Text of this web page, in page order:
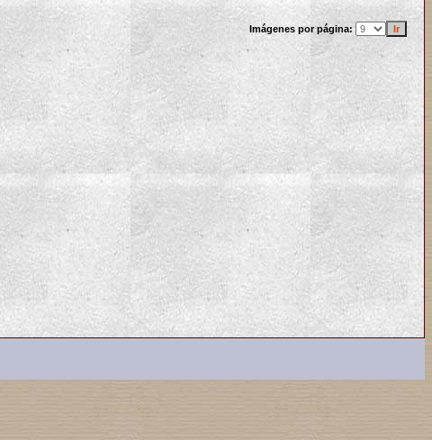
Imágenes por página: